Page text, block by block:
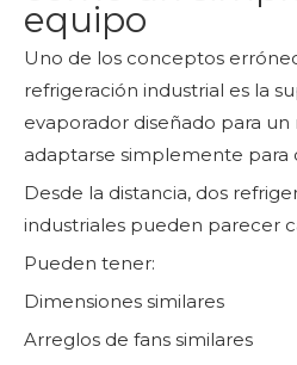
equipo
Uno de los conceptos
refrigeración industrial es la
evaporador diseñado para
adaptarse simplemente para
Desde la distancia, dos
industriales pueden parecer
Pueden tener:
Dimensiones similares
Arreglos de fans similares